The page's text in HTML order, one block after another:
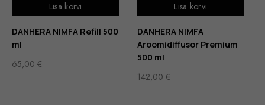
Lisa korvi
DANHERA NIMFA Refill 500
ml
65,00 €
Lisa korvi
DANHERA NIMFA
Aroomidiffusor Premium
500 ml
142,00 €